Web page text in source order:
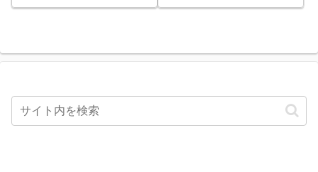
てくれた、、、気がする